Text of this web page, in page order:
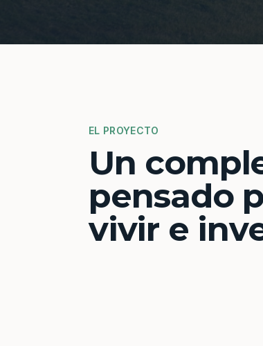
EL PROYECTO
Un
pensado
vivir e